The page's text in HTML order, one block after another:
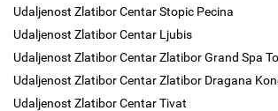
Udaljenost Zlatibor Centar Stopic Pecina
Udaljenost Zlatibor Centar Ljubis
Udaljenost Zlatibor Centar Zlatibor Grand Spa
Udaljenost Zlatibor Centar Zlatibor Dragana
Udaljenost Zlatibor Centar Tivat